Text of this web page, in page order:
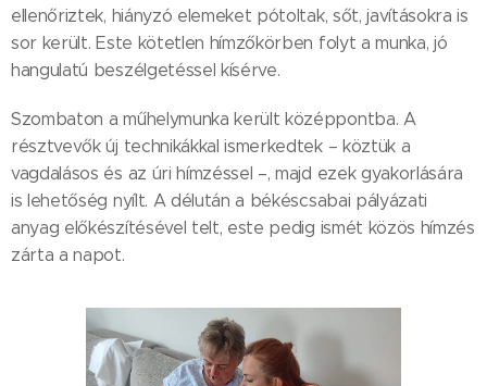
ellenőriztek, hiányzó elemeket pótoltak, sőt, javításokra is
sor került. Este kötetlen hímzőkörben folyt a munka, jó
hangulatú beszélgetéssel kísérve.
Szombaton a műhelymunka került középpontba. A
résztvevők új technikákkal ismerkedtek – köztük a
vagdalásos és az úri hímzéssel –, majd ezek gyakorlására
is lehetőség nyílt. A délután a békéscsabai pályázati
anyag előkészítésével telt, este pedig ismét közös hímzés
zárta a napot.